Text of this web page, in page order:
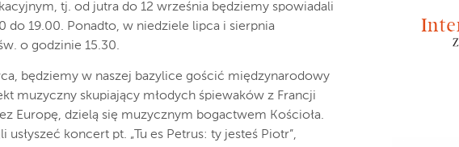
tj. od jutra do 12 września będziemy spowiadali
do 19.00. Ponadto, w niedziele lipca i sierpnia
o godzinie 15.30.
będziemy w naszej bazylice gościć międzynarodowy
muzyczny skupiający młodych śpiewaków z Francji
Europę, dzielą się muzycznym bogactwem Kościoła.
koncert pt. „Tu es Petrus: ty jesteś Piotr”,